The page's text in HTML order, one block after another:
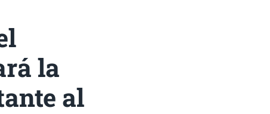
la
al